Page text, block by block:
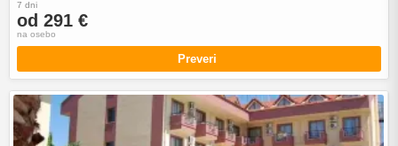
7 dni
od 291 €
na osebo
Preveri